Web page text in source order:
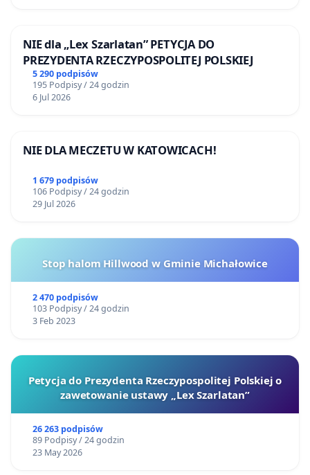
NIE dla „Lex Szarlatan” PETYCJA DO
PREZYDENTA RZECZYPOSPOLITEJ POLSKIEJ
5 290 podpisów
195 Podpisy / 24 godzin
6 Jul 2026
NIE DLA MECZETU W KATOWICACH!
1 679 podpisów
106 Podpisy / 24 godzin
29 Jul 2026
Stop halom Hillwood w Gminie Michałowice
2 470 podpisów
103 Podpisy / 24 godzin
3 Feb 2023
Petycja do Prezydenta Rzeczypospolitej Polskiej o
zawetowanie ustawy „Lex Szarlatan”
26 263 podpisów
89 Podpisy / 24 godzin
23 May 2026